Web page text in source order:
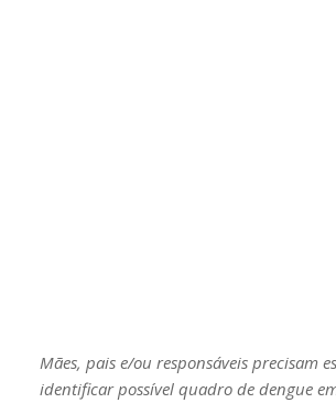
Mães, pais e/ou responsáveis precisam
identificar possível quadro de dengue